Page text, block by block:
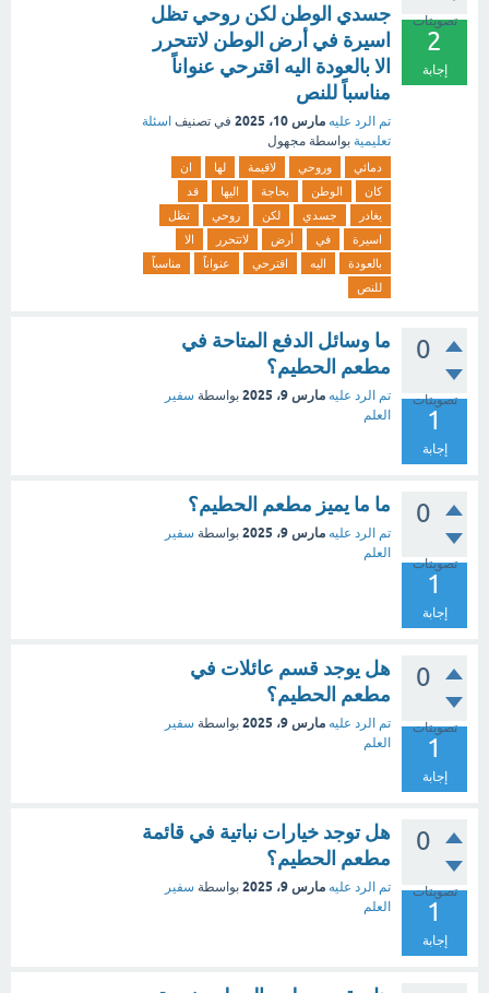
تصويتات
2
إجابة
جسدي الوطن لكن روحي تظل
اسيرة في أرض الوطن لاتتحرر
الا بالعودة اليه اقترحي عنواناً
مناسباً للنص
تم الرد عليه مارس 10، 2025 في تصنيف اسئلة
تعليمية بواسطة مجهول
دمائي وروحي لاقيمة لها
ان
كان
الوطن بحاجة اليها
قد
يغادر
جسدي لكن روحي
تظل
اسيرة
في أرض لاتتحرر
الا
بالعودة
اليه اقترحي عنواناً
مناسباً
للنص
0
تصويتات
1
إجابة
ما وسائل الدفع المتاحة في
مطعم الحطيم؟
تم الرد عليه مارس 9، 2025 بواسطة سفير
العلم
0
تصويتات
1
إجابة
ما ما يميز مطعم الحطيم؟
تم الرد عليه مارس 9، 2025 بواسطة سفير
العلم
0
تصويتات
1
إجابة
هل يوجد قسم عائلات في
مطعم الحطيم؟
تم الرد عليه مارس 9، 2025 بواسطة سفير
العلم
0
تصويتات
1
إجابة
هل توجد خيارات نباتية في قائمة
مطعم الحطيم؟
تم الرد عليه مارس 9، 2025 بواسطة سفير
العلم